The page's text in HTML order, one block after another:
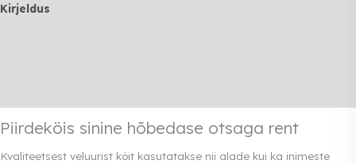
Kirjeldus
Piirdeköis sinine hõbedase otsaga rent
Kvaliteetsest veluurist köit kasutatakse nii alade kui ka inimeste